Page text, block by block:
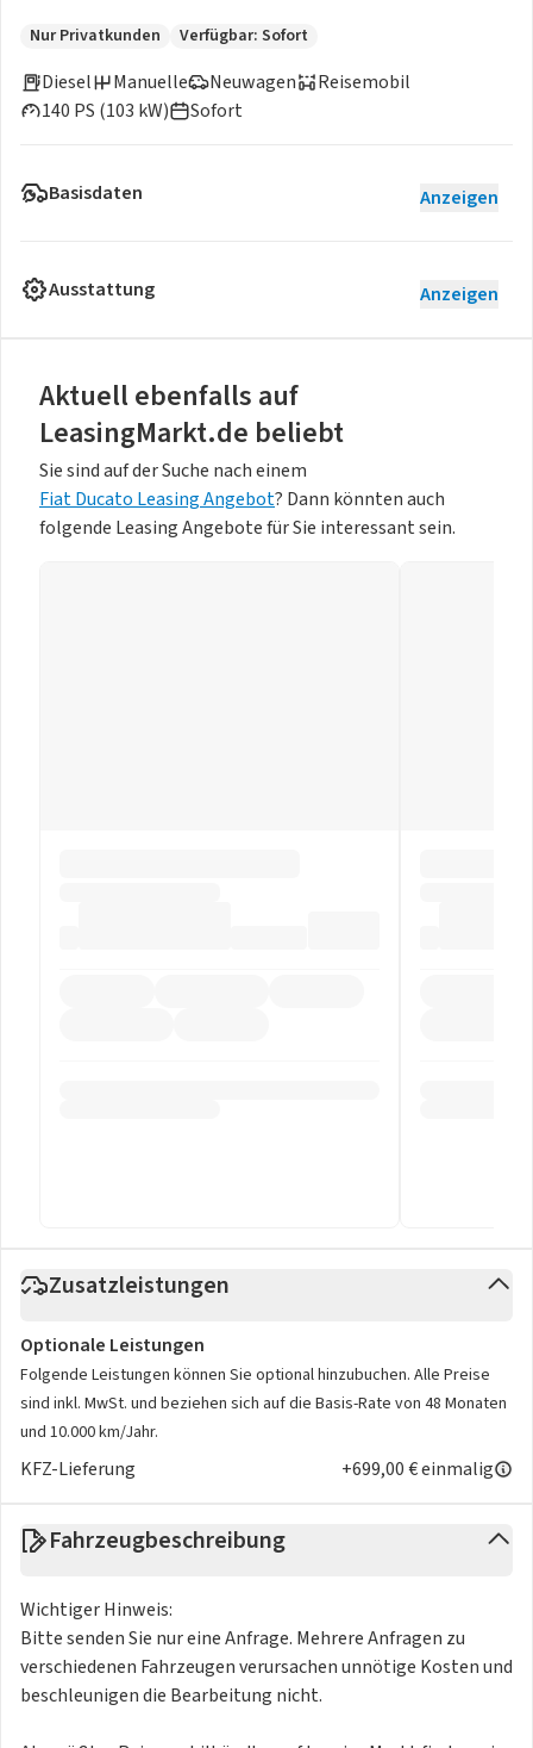
Nur Privatkunden Verfügbar: Sofort
Diesel
Neuwagen
140 PS (103 kW)
Manuelle
Reisemobil
Sofort
Basisdaten Anzeigen
Ausstattung Anzeigen
Aktuell ebenfalls auf
LeasingMarkt.de beliebt
Sie sind auf der Suche nach einem
Fiat Ducato Leasing Angebot? Dann könnten auch
folgende Leasing Angebote für Sie interessant sein.
Zusatzleistungen
Optionale Leistungen
Folgende Leistungen können Sie optional hinzubuchen. Alle Preise
sind inkl. MwSt. und beziehen sich auf die Basis-Rate von 48 Monaten
und 10.000 km/Jahr.
KFZ-Lieferung +699,00 € einmalig
Fahrzeugbeschreibung
Wichtiger Hinweis:
Bitte senden Sie nur eine Anfrage. Mehrere Anfragen zu
verschiedenen Fahrzeugen verursachen unnötige Kosten und
beschleunigen die Bearbeitung nicht.